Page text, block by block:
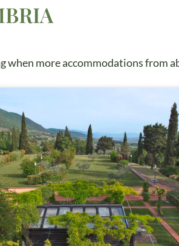
when more accommodations from